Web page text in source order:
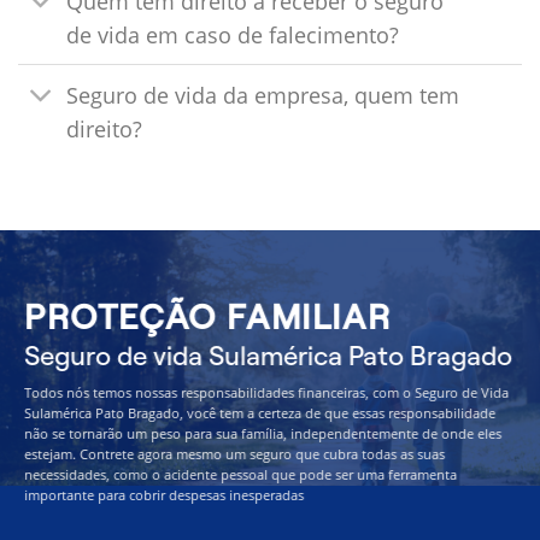
de vida em caso de falecimento?
Seguro de vida da empresa, quem tem
direito?
PROTEÇÃO FAMILIAR
Seguro de vida Sulamérica Pato Bragado
Todos nós temos nossas responsabilidades financeiras, com o Seguro de Vida
Sulamérica Pato Bragado, você tem a certeza de que essas responsabilidade
não se tornarão um peso para sua família, independentemente de onde eles
estejam. Contrete agora mesmo um seguro que cubra todas as suas
necessidades, como o acidente pessoal que pode ser uma ferramenta
importante para cobrir despesas inesperadas